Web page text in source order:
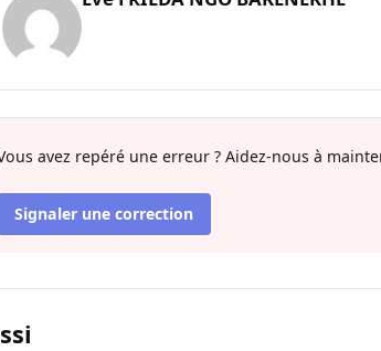
avez repéré une erreur ? Aidez-nous à
Signaler une correction